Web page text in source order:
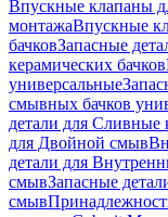
Впускные клапаны
монтажаВпускные
бачковЗапасные
керамических бачков
универсальные
смывных бачков
детали для Сливные
для Двойной смыв
детали для
смывЗапасные
смыв